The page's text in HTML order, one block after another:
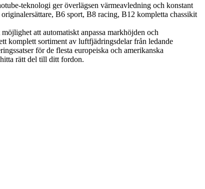
teknologi ger överlägsen värmeavledning och konstant
B6 sport, B8 racing, B12 kompletta chassikit
att automatiskt anpassa markhöjden och
komplett sortiment av luftfjädringsdelar från ledande
för de flesta europeiska och amerikanska
rätt del till ditt fordon.